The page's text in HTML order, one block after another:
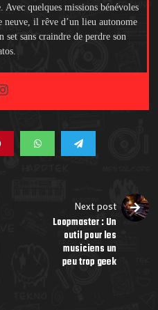
quelques missions bénévoles
neuve, il rêve d’un lieu autonome
set sans craindre de perdre son
Next post
Loopmaster : Un
outil pour les
musiciens un
peu trop geek